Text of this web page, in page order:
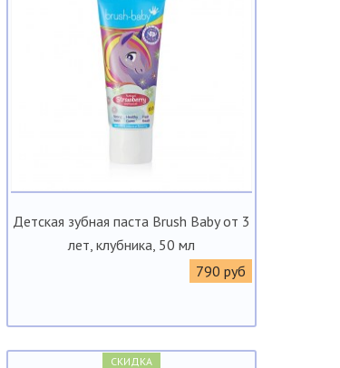
Детская зубная паста Brush Baby от 3
лет, клубника, 50 мл
790 руб
СКИДКА